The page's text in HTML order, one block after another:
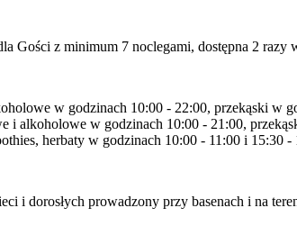
Gości z minimum 7 noclegami, dostępna 2
w godzinach 10:00 - 22:00, przekąski w
i alkoholowe w godzinach 10:00 - 21:00,
herbaty w godzinach 10:00 - 11:00 i 15:30 -
i dorosłych prowadzony przy basenach i na